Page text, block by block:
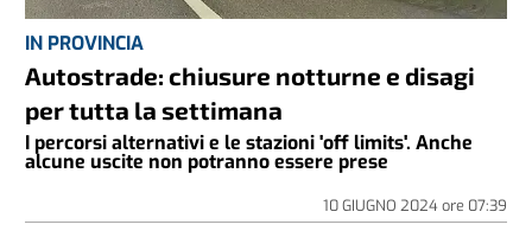
IN PROVINCIA
Autostrade: chiusure notturne e disagi
per tutta la settimana
I percorsi alternativi e le stazioni 'off limits'. Anche
alcune uscite non potranno essere prese
10 GIUGNO 2024ore 07:39